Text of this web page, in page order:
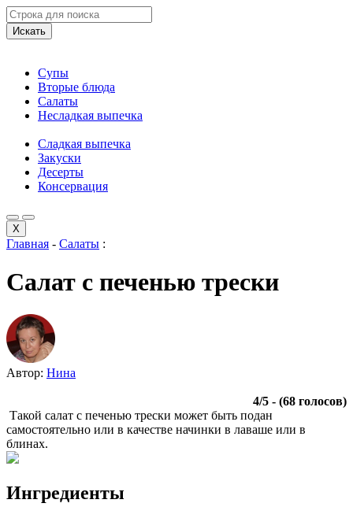
Искать
Супы
Вторые блюда
Салаты
Несладкая выпечка
Сладкая выпечка
Закуски
Десерты
Консервация
X
Главная - Салаты :
Салат с печенью трески
Автор: Нина
4/5 - (68 голосов)
Такой салат с печенью трески может быть подан
самостоятельно или в качестве начинки в лаваше или в
блинах.
Ингредиенты